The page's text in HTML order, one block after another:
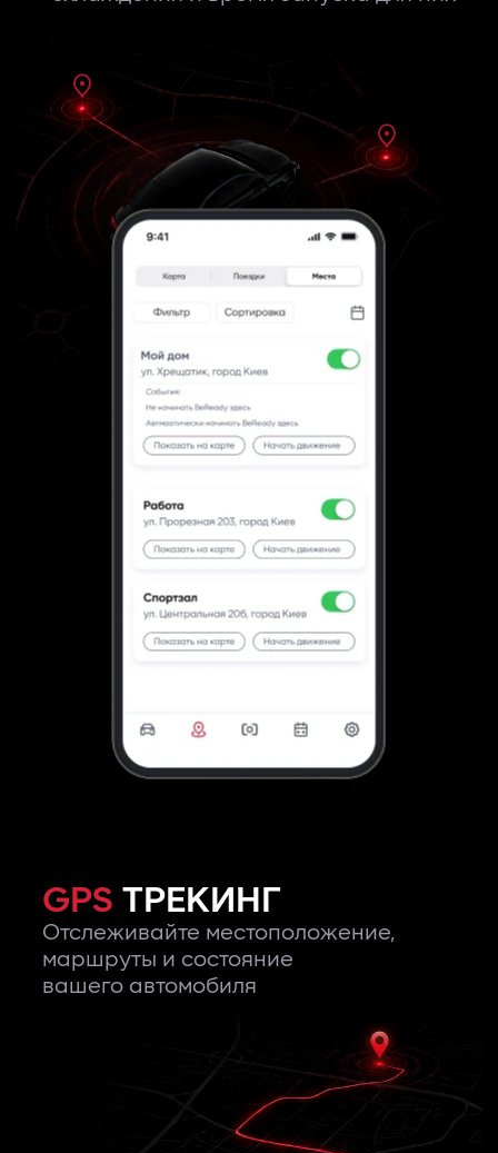
GPS ТРЕКИНГ
Отслеживайте местоположение,
маршруты и состояние
вашего автомобиля